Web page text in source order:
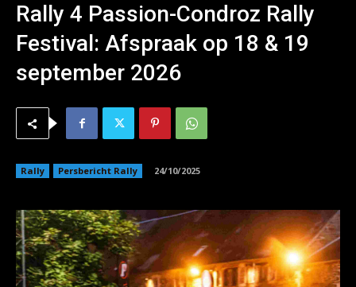
Rally 4 Passion-Condroz Rally
Festival: Afspraak op 18 & 19
september 2026
Rally Persbericht Rally 24/10/2025